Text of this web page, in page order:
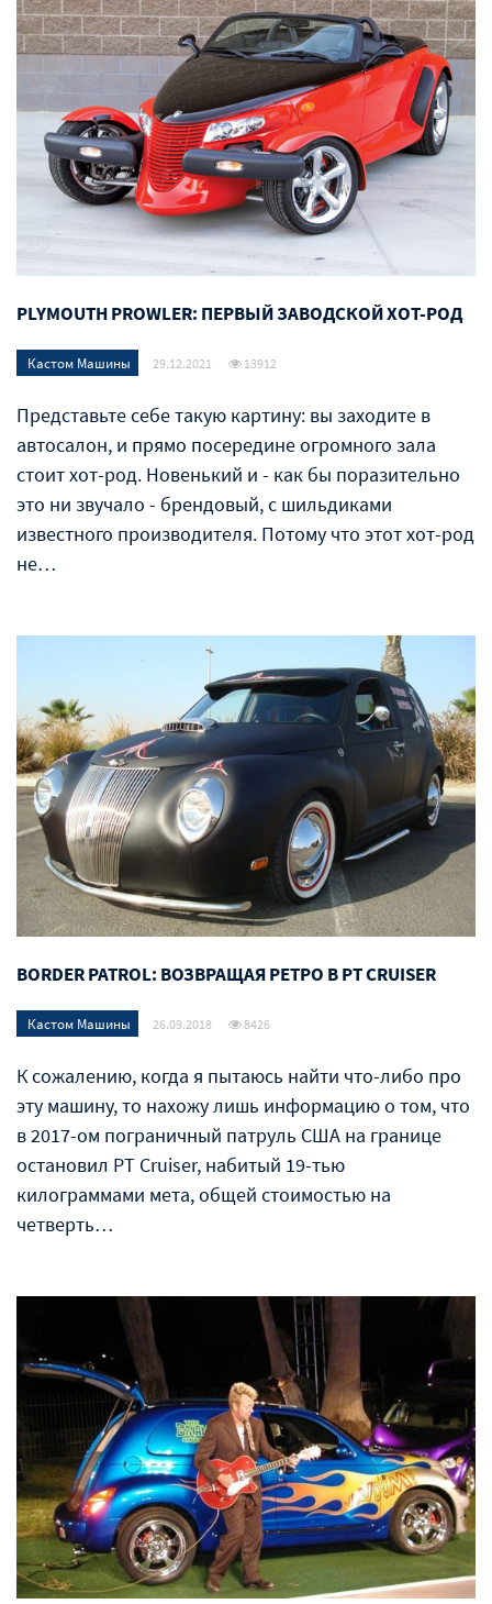
PLYMOUTH PROWLER: ПЕРВЫЙ ЗАВОДСКОЙ ХОТ-РОД
Кастом Машины 29.12.2021 13912
Представьте себе такую картину: вы заходите в
автосалон, и прямо посередине огромного зала
стоит хот-род. Новенький и - как бы поразительно
это ни звучало - брендовый, с шильдиками
известного производителя. Потому что этот хот-род
не…
BORDER PATROL: ВОЗВРАЩАЯ РЕТРО В PT CRUISER
Кастом Машины 26.09.2018 8426
К сожалению, когда я пытаюсь найти что-либо про
эту машину, то нахожу лишь информацию о том, что
в 2017-ом пограничный патруль США на границе
остановил PT Cruiser, набитый 19-тью
килограммами мета, общей стоимостью на
четверть…